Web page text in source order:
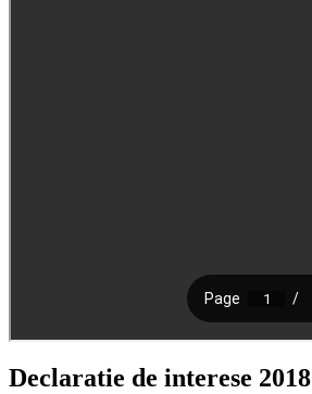
Declaratie de interese 2018